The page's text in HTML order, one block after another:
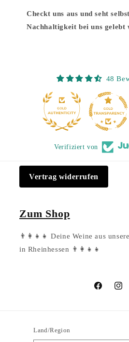
Checkt uns aus und seht
Nachhaltigkeit bei uns gelebt
48
Verifiziert von
Vertrag widerrufen
Zum Shop
👨‍👩‍👧‍👧 Deine Weine aus
in Rheinhessen 👨‍👩‍👧‍👧
Facebook
Land/Region